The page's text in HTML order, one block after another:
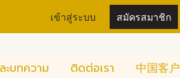
เข้าสู่ระบบ สมัครสมาชิก
ะบทความ ติดต่อเรา 中国客户